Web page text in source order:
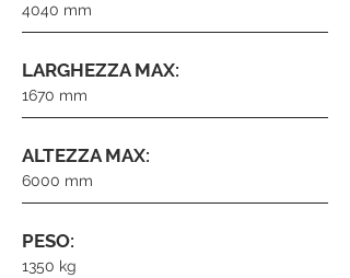
4040 mm
LARGHEZZA MAX:
1670 mm
ALTEZZA MAX:
6000 mm
PESO:
1350 kg